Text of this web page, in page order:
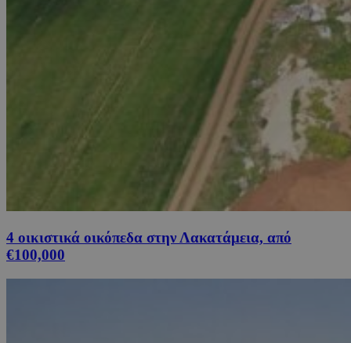
4 οικιστικά οικόπεδα στην Λακατάμεια, από
€100,000